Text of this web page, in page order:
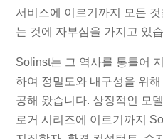
서비스에 이르기까지 모든
는 것에 자부심을 가지고 있
Solinst는 그 역사를 통틀어
하여 정밀도와 내구성을 위
공해 왔습니다. 상징적인 모
로거 시리즈에 이르기까지